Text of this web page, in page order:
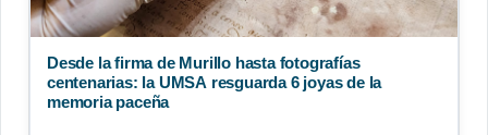
Desde la firma de Murillo hasta fotografías
centenarias: la UMSA resguarda 6 joyas de la
memoria paceña